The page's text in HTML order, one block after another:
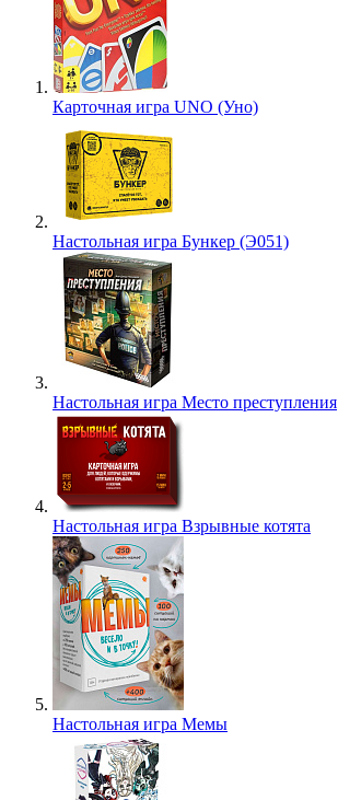
Карточная игра UNO (Уно)
Настольная игра Бункер (Э051)
Настольная игра Место преступления
Настольная игра Взрывные котята
Настольная игра Мемы